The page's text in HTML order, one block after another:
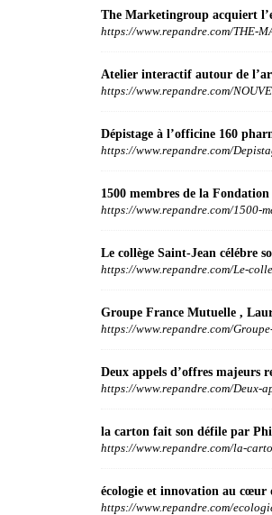
The Marketingroup acquiert
https://www.repandre.com/THE-
Atelier interactif autour de
https://www.repandre.com/
Dépistage à l’officine 160
https://www.repandre.com/
1500 membres de la
https://www.repandre.com/1500-
Le collège Saint-Jean célébre
https://www.repandre.com/Le-
Groupe France Mutuelle ,
https://www.repandre.com/
Deux appels d’offres majeurs
https://www.repandre.com/Deux-
la carton fait son défile par
https://www.repandre.com/la-
écologie et innovation au cœur
https://www.repandre.com/